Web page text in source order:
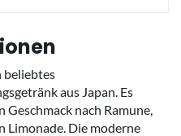
beliebtes
aus Japan. Es
nach Ramune,
Limonade. Die moderne